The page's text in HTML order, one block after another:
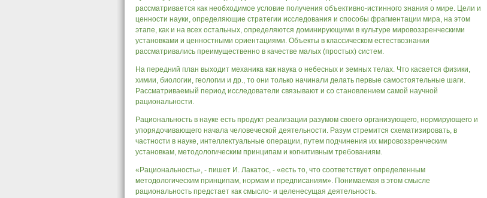
рассматривается как необходимое условие получения объективно-истинного знания о мире. Цели и
ценности науки, определяющие стратегии исследования и способы фрагментации мира, на этом
этапе, как и на всех остальных, определяются доминирующими в культуре мировоззренческими
установками и ценностными ориентациями. Объекты в классическом естествознании
рассматривались преимущественно в качестве малых (простых) систем.
На передний план выходит механика как наука о небесных и земных телах. Что касается физики,
химии, биологии, геологии и др., то они только начинали делать первые самостоятельные шаги.
Рассматриваемый период исследователи связывают и со становлением самой научной
рациональности.
Рациональность в науке есть продукт реализации разумом своего организующего, нормирующего и
упорядочивающего начала человеческой деятельности. Разум стремится схематизировать, в
частности в науке, интеллектуальные операции, путем подчинения их мировоззренческим
установкам, методологическим принципам и когнитивным требованиям.
«Рациональность», - пишет И. Лакатос, - «есть то, что соответствует определенным
методологическим принципам, нормам и предписаниям». Понимаемая в этом смысле
рациональность предстает как смысло- и целенесущая деятельность.